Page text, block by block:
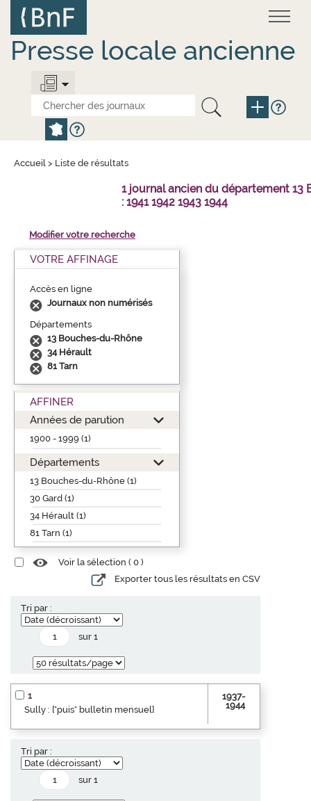
contenu
principal
Presse locale ancienne
Accueil > Liste de résultats
1 journal ancien du département
: 1941 1942 1943 1944
Modifier votre recherche
VOTRE AFFINAGE
Accès en ligne
Journaux non numérisés
Départements
13 Bouches-du-Rhône
34 Hérault
81 Tarn
AFFINER
Années de parution
1900 - 1999 (1)
Départements
13 Bouches-du-Rhône (1)
30 Gard (1)
34 Hérault (1)
81 Tarn (1)
Voir la sélection ( 0 )
Exporter tous les résultats en CSV
Tri par :
sur 1
1
Sully : ["puis" bulletin mensuel]
1937-
1944
Tri par :
sur 1
Panneau de gestion des cookies